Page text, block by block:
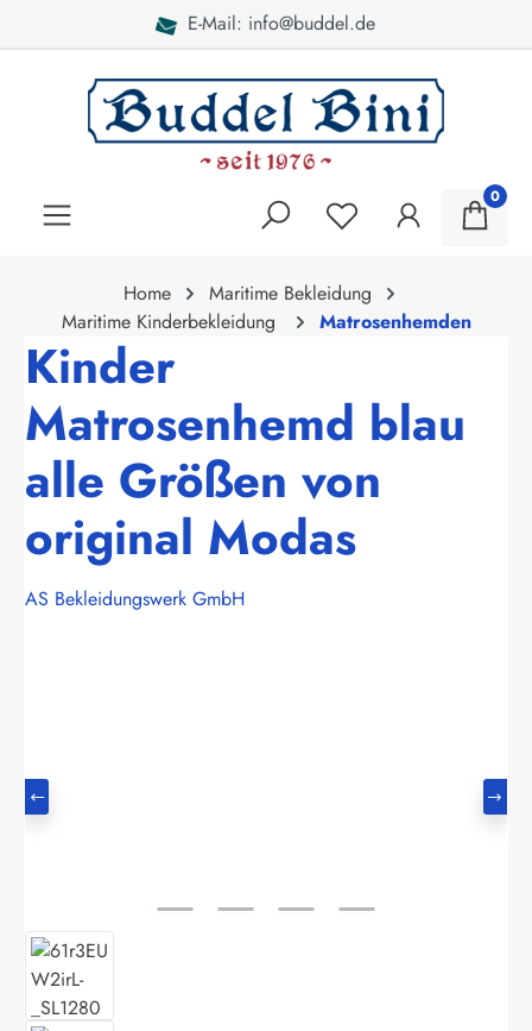
0
Home
Maritime Bekleidung
Maritime Kinderbekleidung
Matrosenhemden
Kinder
Matrosenhemd blau
alle Größen von
original Modas
AS Bekleidungswerk GmbH